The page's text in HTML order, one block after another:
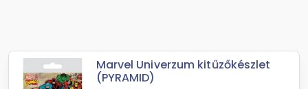
Marvel Univerzum kitűzőkészlet
(PYRAMID)